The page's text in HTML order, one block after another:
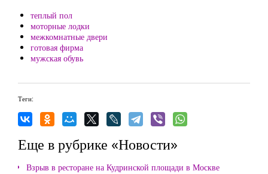
теплый пол
моторные лодки
межкомнатные двери
готовая фирма
мужская обувь
Теги:
Еще в рубрике «Новости»
Взрыв в ресторане на Кудринской площади в Москве